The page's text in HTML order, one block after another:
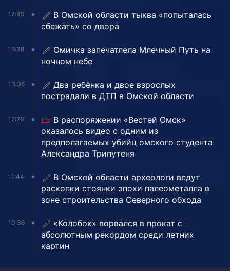
17:45
В Омской области тыква «попыталась
сбежать» со двора
16:38
Омичка запечатлела Млечный Путь на
ночном небе
13:36
Два ребёнка и двое взрослых
пострадали в ДТП в Омской области
12:26
В распоряжении «Вестей Омск»
оказалось видео с одним из
предполагаемых убийц омского студента
Александра Трипутеня
11:44
В Омской области археологи ведут
раскопки стоянки эпохи палеометалла в
зоне строительства Северного обхода
10:36
«Колобок» ворвался в прокат с
абсолютным рекордом среди летних
картин